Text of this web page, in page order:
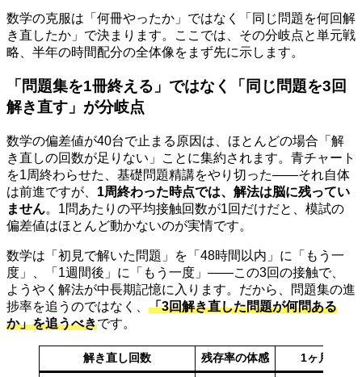
数学の克服は「何冊やったか」ではなく「同じ問題を何回解
き直したか」で決まります。ここでは、その分岐点と単元戦
略、半年の時間配分の全体像をまず先に示します。
「問題集を1冊終える」ではなく「同じ問題を3回
解き直す」が分岐点
数学の偏差値が40台で止まる原因は、ほとんどの場合「解
き直しの回数が足りない」ことに集約されます。青チャート
を1周終わらせた、基礎問題精講をやり切った——それ自体
は前進ですが、 1周終わった時点では、解法は脳に残ってい
ません。1問あたりの平均接触回数が1回だけだと、模試の
偏差値はほとんど動かないのが実情です。
数学は「初見で解いた問題」を「48時間以内」に「もう一
度」、「1週間後」に「もう一度」——この3回の接触で、
ようやく解法が中長期記憶に入ります。だから、問題集の進
捗率を追うのではなく、 「3回解き直した問題が何問ある
か」を追うべきです。
解き直し回数 残存率の体感 1ヶ月後の